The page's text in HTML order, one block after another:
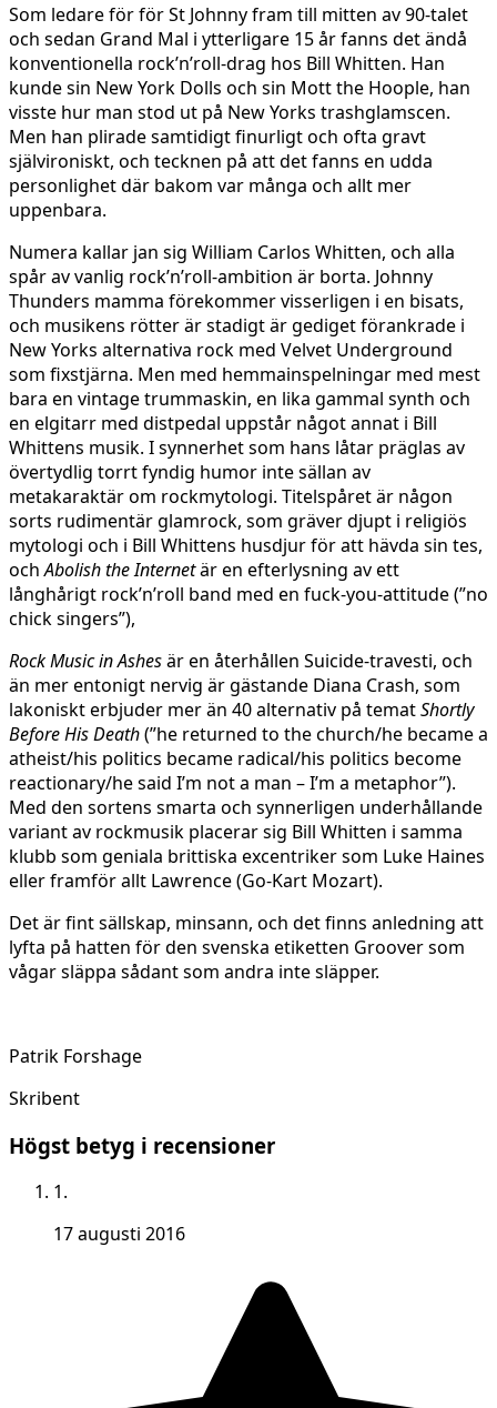
Som ledare för för St Johnny fram till mitten av 90-talet
och sedan Grand Mal i ytterligare 15 år fanns det ändå
konventionella rock’n’roll-drag hos Bill Whitten. Han
kunde sin New York Dolls och sin Mott the Hoople, han
visste hur man stod ut på New Yorks trashglamscen.
Men han plirade samtidigt finurligt och ofta gravt
självironiskt, och tecknen på att det fanns en udda
personlighet där bakom var många och allt mer
uppenbara.
Numera kallar jan sig William Carlos Whitten, och alla
spår av vanlig rock’n’roll-ambition är borta. Johnny
Thunders mamma förekommer visserligen i en bisats,
och musikens rötter är stadigt är gediget förankrade i
New Yorks alternativa rock med Velvet Underground
som fixstjärna. Men med hemmainspelningar med mest
bara en vintage trummaskin, en lika gammal synth och
en elgitarr med distpedal uppstår något annat i Bill
Whittens musik. I synnerhet som hans låtar präglas av
övertydlig torrt fyndig humor inte sällan av
metakaraktär om rockmytologi. Titelspåret är någon
sorts rudimentär glamrock, som gräver djupt i religiös
mytologi och i Bill Whittens husdjur för att hävda sin tes,
ochAbolish the Internetär en efterlysning av ett
långhårigt rock’n’roll band med en fuck-you-attitude (”no
chick singers”),
Rock Music in Ashesär en återhållen Suicide-travesti, och
än mer entonigt nervig är gästande Diana Crash, som
lakoniskt erbjuder mer än 40 alternativ på tematShortly
Before His Death(”he returned to the church/he became a
atheist/his politics became radical/his politics become
reactionary/he said I’m not a man – I’m a metaphor”).
Med den sortens smarta och synnerligen underhållande
variant av rockmusik placerar sig Bill Whitten i samma
klubb som geniala brittiska excentriker som Luke Haines
eller framför allt Lawrence (Go-Kart Mozart).
Det är fint sällskap, minsann, och det finns anledning att
lyfta på hatten för den svenska etiketten Groover som
vågar släppa sådant som andra inte släpper.
Patrik Forshage
Skribent
Högst betyg i recensioner
1.
17 augusti 2016